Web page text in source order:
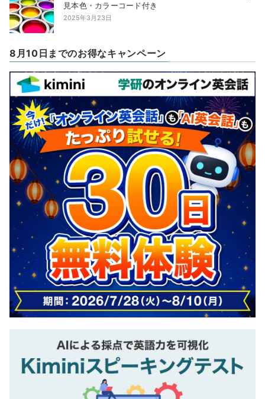
見本色・カラーコード付き
2025年3月23日
8月10日までのお得なキャンペーン